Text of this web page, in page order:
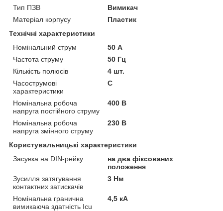
Тип ПЗВ
Вимикач
Матеріал корпусу
Пластик
Технічні характеристики
Номінальний струм
50 А
Частота струму
50 Гц
Кількість полюсів
4 шт.
Часострумові
характеристики
C
Номінальна робоча
напруга постійного струму
400 В
Номінальна робоча
напруга змінного струму
230 В
Користувальницькі характеристики
Засувка на DIN-рейку
на два фіксованих
положення
Зусилля затягування
контактних затискачів
3 Нм
Номінальна гранична
вимикаюча здатність Icu
4,5 кА